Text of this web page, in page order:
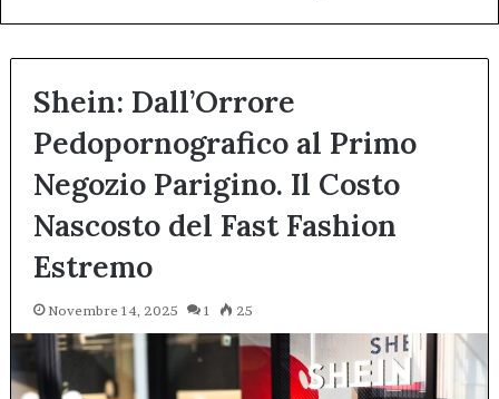
Shein: Dall’Orrore
Pedopornografico al Primo
Negozio Parigino. Il Costo
Nascosto del Fast Fashion
Estremo
Novembre 14, 2025 1 25